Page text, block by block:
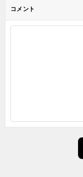
コメント